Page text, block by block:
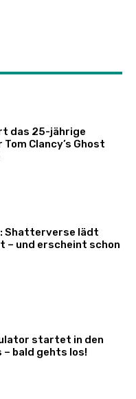
das 25-jährige
Clancy’s Ghost
Shatterverse lädt
– und erscheint schon
startet in den
– bald gehts los!